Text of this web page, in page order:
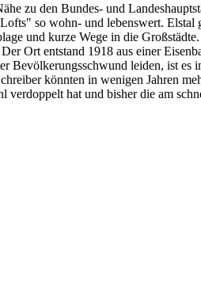
zu den Bundes- und
so wohn- und lebenswert. Elstal
und kurze Wege in die
Ort entstand 1918 aus einer
leiden, ist es
könnten in wenigen Jahren
hat und bisher die am